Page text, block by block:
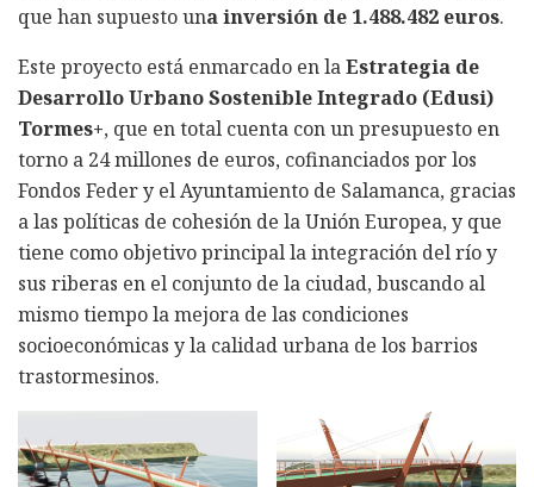
que han supuesto una inversión de 1.488.482 euros.
Este proyecto está enmarcado en laEstrategia de
Desarrollo Urbano Sostenible Integrado (Edusi)
Tormes+, que en total cuenta con un presupuesto en
torno a 24 millones de euros, cofinanciados por los
Fondos Feder y el Ayuntamiento de Salamanca, gracias
a las políticas de cohesión de la Unión Europea, y que
tiene como objetivo principal la integración del río y
sus riberas en el conjunto de la ciudad, buscando al
mismo tiempo la mejora de las condiciones
socioeconómicas y la calidad urbana de los barrios
trastormesinos.